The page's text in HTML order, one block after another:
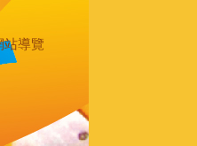
站導覽